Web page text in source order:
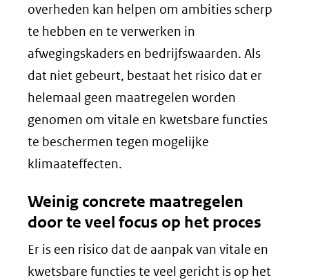
overheden kan helpen om ambities scherp
te hebben en te verwerken in
afwegingskaders en bedrijfswaarden. Als
dat niet gebeurt, bestaat het risico dat er
helemaal geen maatregelen worden
genomen om vitale en kwetsbare functies
te beschermen tegen mogelijke
klimaateffecten.
Weinig concrete maatregelen
door te veel focus op het proces
Er is een risico dat de aanpak van vitale en
kwetsbare functies te veel gericht is op het